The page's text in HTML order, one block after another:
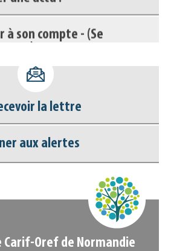
à son compte - (Se
Scoop.it
à projets
la lettre
aux alertes
Carif-Oref de Normandie